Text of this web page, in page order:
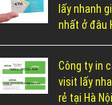
lấy nhanh
nhất ở đâu
Công ty in
visit lấy
rẻ tại Hà Nội